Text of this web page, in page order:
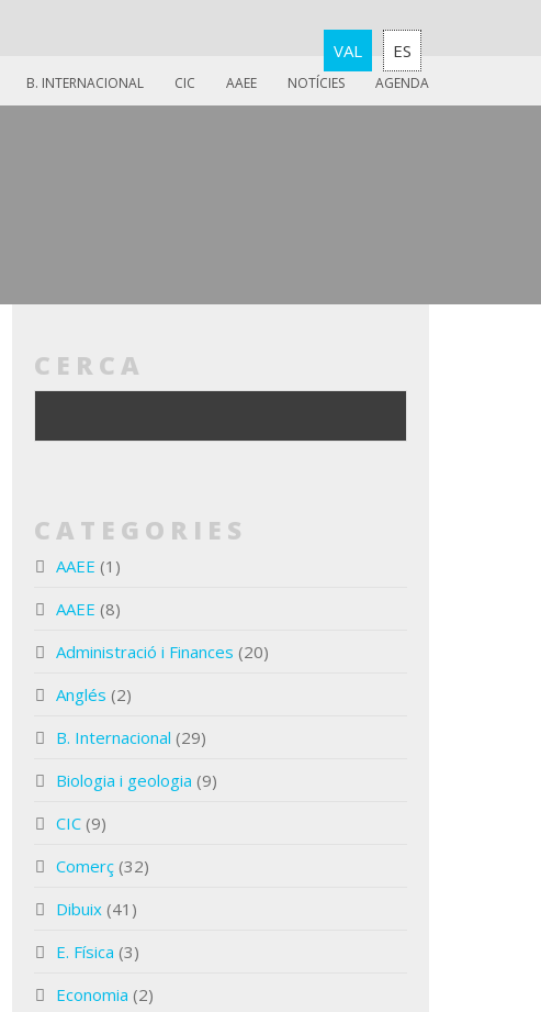
VAL ES
B. INTERNACIONAL CIC AAEE NOTÍCIES AGENDA
CERCA
CATEGORIES
AAEE (1)
AAEE (8)
Administració i Finances (20)
Anglés (2)
B. Internacional (29)
Biologia i geologia (9)
CIC (9)
Comerç (32)
Dibuix (41)
E. Física (3)
Economia (2)